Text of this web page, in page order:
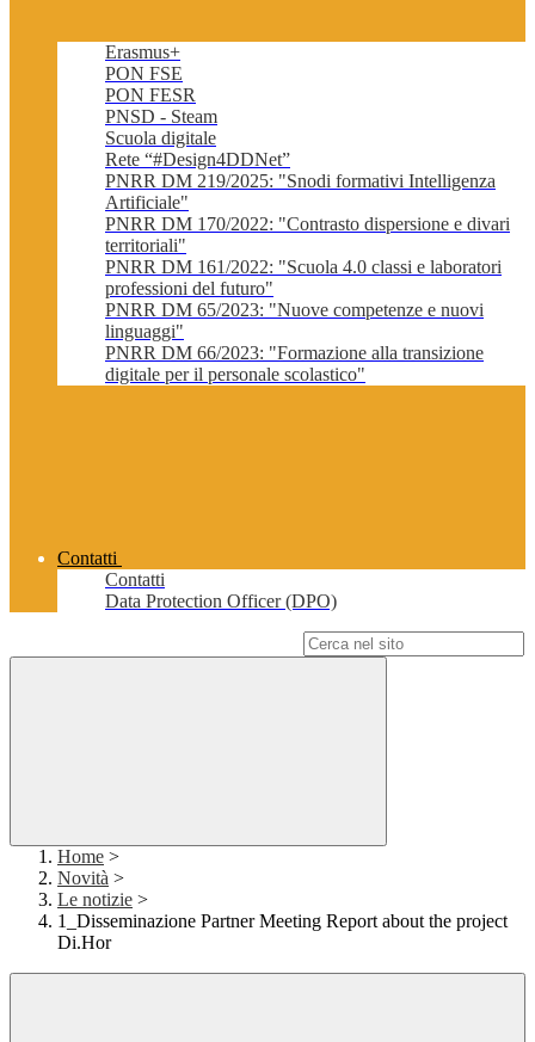
Erasmus+
PON FSE
PON FESR
PNSD - Steam
Scuola digitale
Rete “#Design4DDNet”
PNRR DM 219/2025: "Snodi formativi Intelligenza
Artificiale"
PNRR DM 170/2022: "Contrasto dispersione e divari
territoriali"
PNRR DM 161/2022: "Scuola 4.0 classi e laboratori
professioni del futuro"
PNRR DM 65/2023: "Nuove competenze e nuovi
linguaggi"
PNRR DM 66/2023: "Formazione alla transizione
digitale per il personale scolastico"
Contatti
Contatti
Data Protection Officer (DPO)
Home >
Novità >
Le notizie >
1_Disseminazione Partner Meeting Report about the project
Di.Hor